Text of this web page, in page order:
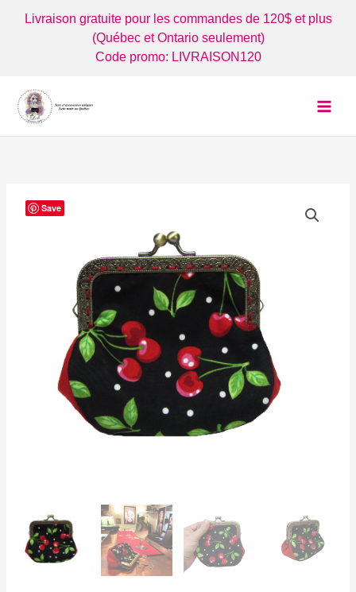
Livraison gratuite pour les commandes de 120$ et plus
(Québec et Ontario seulement)
Code promo: LIVRAISON120
Save